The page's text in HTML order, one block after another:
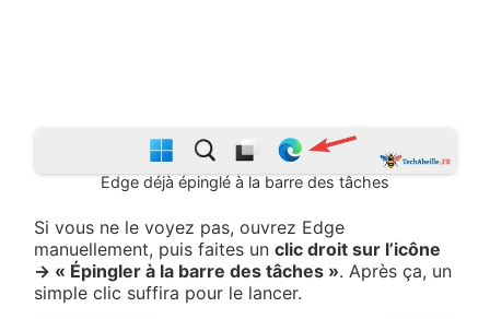
Edge déjà épinglé à la barre des tâches
Si vous ne le voyez pas, ouvrez Edge
manuellement, puis faites unclic droit sur l’icône
→ « Épingler à la barre des tâches ». Après ça, un
simple clic suffira pour le lancer.